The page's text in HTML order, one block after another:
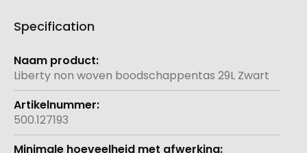
Specification
Meer
informatie
Liberty non woven boodschappentas 29L Zwart
500.127193